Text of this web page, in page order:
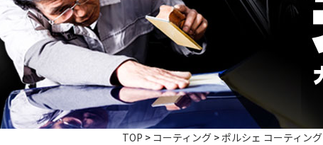
TOP > コーティング >ポルシェ コーティング